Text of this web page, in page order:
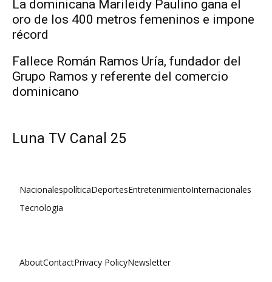
La dominicana Marileidy Paulino gana el
oro de los 400 metros femeninos e impone
récord
Fallece Román Ramos Uría, fundador del
Grupo Ramos y referente del comercio
dominicano
Luna TV Canal 25
NacionalespolíticaDeportesEntretenimientoInternacionales
Tecnologia
AboutContactPrivacy PolicyNewsletter